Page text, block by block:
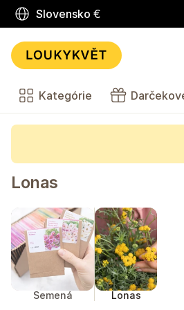
Slovensko €
Kategórie
Lonas
Semená Lonas